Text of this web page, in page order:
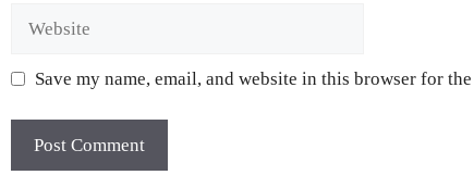
Save my name, email, and website in this browser for